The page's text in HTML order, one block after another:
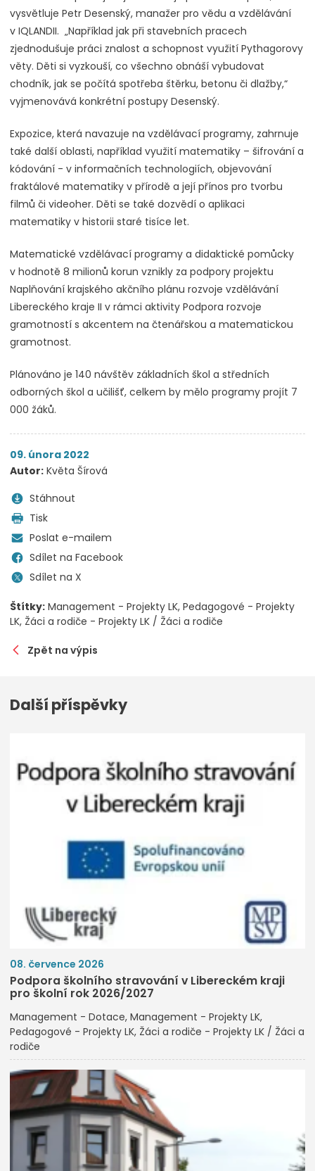
vysvětluje Petr Desenský, manažer pro vědu a vzdělávání
v IQLANDII. „Například jak při stavebních pracech
zjednodušuje práci znalost a schopnost využití Pythagorovy
věty. Děti si vyzkouší, co všechno obnáší vybudovat
chodník, jak se počítá spotřeba štěrku, betonu či dlažby,“
vyjmenovává konkrétní postupy Desenský.
Expozice, která navazuje na vzdělávací programy, zahrnuje
také další oblasti, například využití matematiky – šifrování a
kódování - v informačních technologiích, objevování
fraktálové matematiky v přírodě a její přínos pro tvorbu
filmů či videoher. Děti se také dozvědí o aplikaci
matematiky v historii staré tisíce let.
Matematické vzdělávací programy a didaktické pomůcky
v hodnotě 8 milionů korun vznikly za podpory projektu
Naplňování krajského akčního plánu rozvoje vzdělávání
Libereckého kraje II v rámci aktivity Podpora rozvoje
gramotností s akcentem na čtenářskou a matematickou
gramotnost.
Plánováno je 140 návštěv základních škol a středních
odborných škol a učilišť, celkem by mělo programy projít 7
000 žáků.
09. února 2022
Autor: Květa Šírová
Stáhnout
Tisk
Poslat e-mailem
Sdílet na Facebook
Sdílet na X
Štítky: Management - Projekty LK Pedagogové - Projekty
LK Žáci a rodiče - Projekty LK / Žáci a rodiče
Zpět na výpis
Další příspěvky
08. července 2026
Podpora školního stravování v Libereckém kraji
pro školní rok 2026/2027
Management - Dotace Management - Projekty LK
Pedagogové - Projekty LK Žáci a rodiče - Projekty LK / Žáci a
rodiče